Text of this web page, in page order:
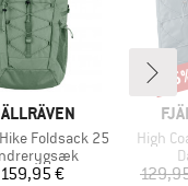
Foldsack 25
Pris
159,95 €
Artikel
High